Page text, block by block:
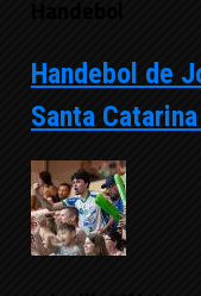
Handebol de
Santa